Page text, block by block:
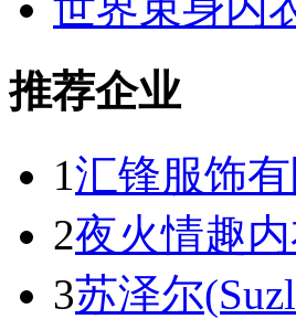
推荐企业
1汇锋服饰有
2夜火情趣
3苏泽尔